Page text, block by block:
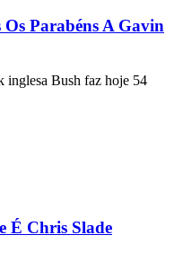
Parabéns A Gavin
inglesa Bush faz hoje 54
É Chris Slade